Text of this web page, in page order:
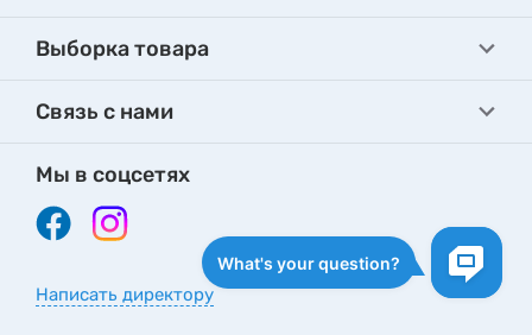
Выборка товара
Связь с нами
Мы в соцсетях
Написать директору